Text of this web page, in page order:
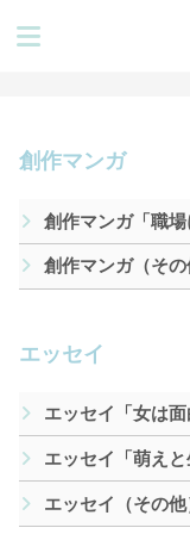
創作マンガ
創作マンガ「職場
創作マンガ（その
エッセイ
エッセイ「女は面
エッセイ「萌えと
エッセイ（その他